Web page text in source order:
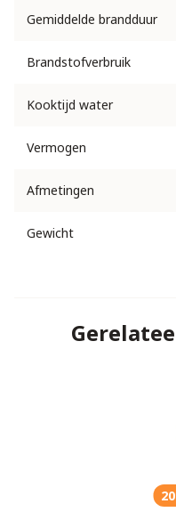
Gemiddelde brandduur
Brandstofverbruik
Kooktijd water
Vermogen
Afmetingen
Gewicht